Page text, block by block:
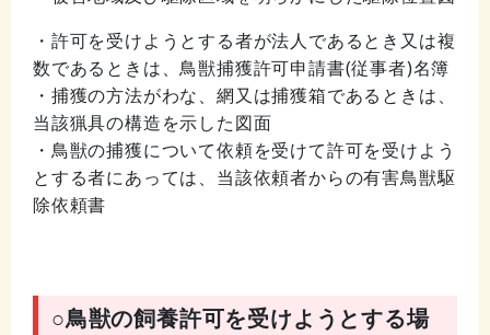
・許可を受けようとする者が法人であるとき又は複
数であるときは、鳥獣捕獲許可申請書(従事者)名簿
・捕獲の方法がわな、網又は捕獲箱であるときは、
当該猟具の構造を示した図面
・鳥獣の捕獲について依頼を受けて許可を受けよう
とする者にあっては、当該依頼者からの有害鳥獣駆
除依頼書
○鳥獣の飼養許可を受けようとする場